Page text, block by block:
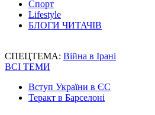
Спорт
Lifestyle
БЛОГИ ЧИТАЧІВ
СПЕЦТЕМА: Війна в Ірані
ВСІ ТЕМИ
Вступ України в ЄС
Теракт в Барселоні